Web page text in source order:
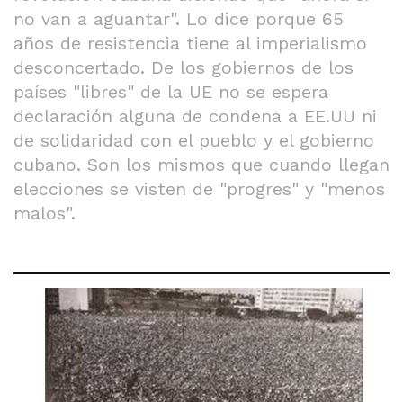
no van a aguantar". Lo dice porque 65
años de resistencia tiene al imperialismo
desconcertado. De los gobiernos de los
países "libres" de la UE no se espera
declaración alguna de condena a EE.UU ni
de solidaridad con el pueblo y el gobierno
cubano. Son los mismos que cuando llegan
elecciones se visten de "progres" y "menos
malos".